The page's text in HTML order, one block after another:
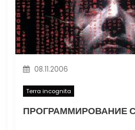
а
п
и
с
я
08.11.2006
Terra incognita
ПРОГРАММИРОВАНИЕ